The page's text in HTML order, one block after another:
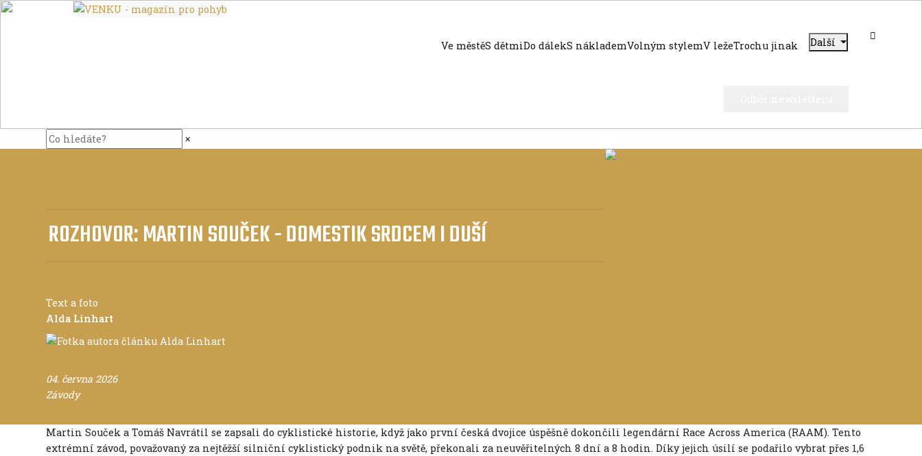
Ve městěS dětmiDo dálekS náklademVolným stylemV ležeTrochu jinak Další
×
ROZHOVOR: MARTIN SOUČEK - DOMESTIK SRDCEM I DUŠÍ
Text a foto
Alda Linhart
04. června 2026
Závody
Martin Souček a Tomáš Navrátil se zapsali do cyklistické historie, když jako první česká dvojice úspěšně dokončili legendární Race Across America (RAAM). Tento
extrémní závod, považovaný za nejtěžší silniční cyklistický podnik na světě, překonali za neuvěřitelných 8 dní a 8 hodin. Díky jejich úsilí se podařilo vybrat přes 1,6